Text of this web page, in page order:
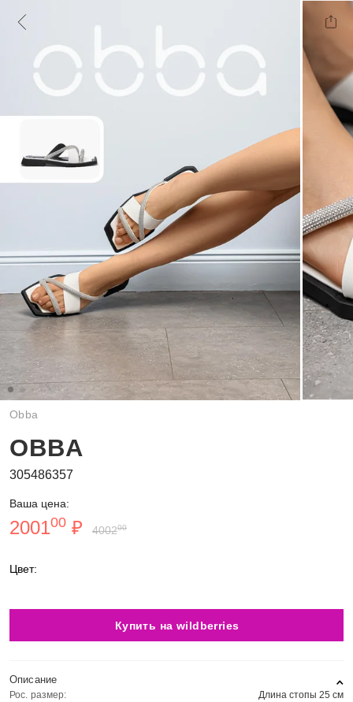
Obba
OBBA
305486357
Ваша цена:
200100 ₽ 400200
Цвет:
Купить на wildberries
Описание
Рос. размер:
Длина стопы 25 см